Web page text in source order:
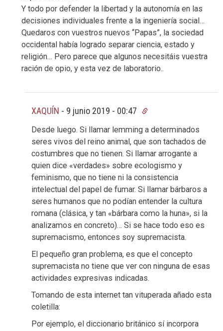
Y todo por defender la libertad y la autonomía en las
decisiones individuales frente a la ingeniería social…
Quedaros con vuestros nuevos “Papas”, la sociedad
occidental había logrado separar ciencia, estado y
religión… Pero parece que algunos necesitáis vuestra
ración de opio, y esta vez de laboratorio..
XAQUÍN - 9 junio 2019 - 00:47
Desde luego. Si llamar lemming a determinados
seres vivos del reino animal, que son tachados de
costumbres que no tienen. Si llamar arrogante a
quien dice «verdades» sobre ecologismo y
feminismo, que no tiene ni la consistencia
intelectual del papel de fumar. Si llamar bárbaros a
seres humanos que no podían entender la cultura
romana (clásica, y tan «bárbara como la huna», si la
analizamos en concreto)… Si se hace todo eso es
supremacismo, entonces soy supremacista.
El pequeño gran problema, es que el concepto
supremacista no tiene que ver con ninguna de esas
actividades expresivas indicadas.
Tomando de esta internet tan vituperada añado esta
coletilla:
Por ejemplo, el diccionario británico sí incorpora